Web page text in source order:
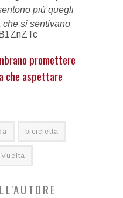
più quegli
che si sentivano
promettere
che aspettare
bicicletta
Vuelta